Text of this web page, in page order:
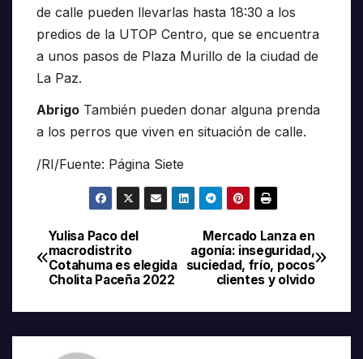
de calle pueden llevarlas hasta 18:30 a los
predios de la UTOP Centro, que se encuentra
a unos pasos de Plaza Murillo de la ciudad de
La Paz.
Abrigo También pueden donar alguna prenda
a los perros que viven en situación de calle.
/RI/Fuente: Página Siete
Navegación
de
entradas
Mercado Lanza en
agonía: inseguridad,
suciedad, frío, pocos
clientes y olvido
Yulisa Paco del
macrodistrito
Cotahuma es elegida
Cholita Paceña 2022